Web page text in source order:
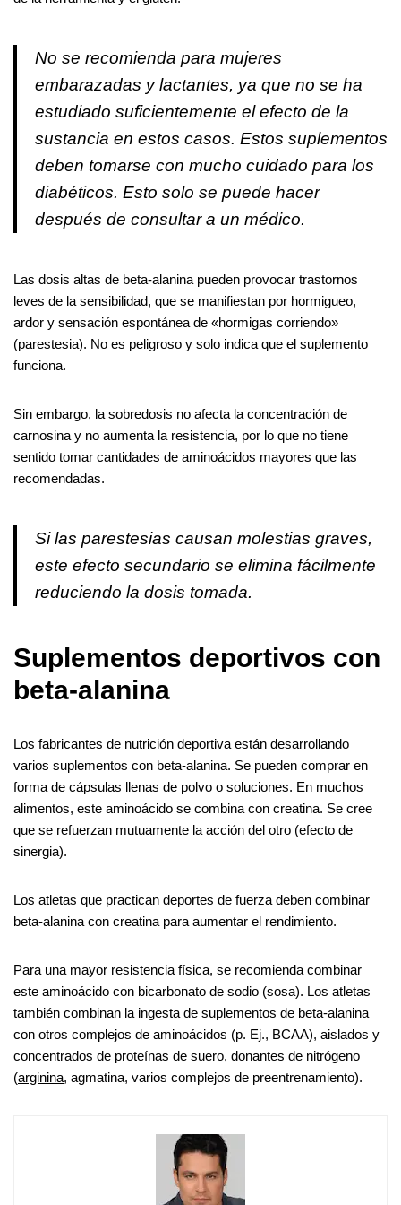
No se recomienda para mujeres
embarazadas y lactantes, ya que no se ha
estudiado suficientemente el efecto de la
sustancia en estos casos. Estos suplementos
deben tomarse con mucho cuidado para los
diabéticos. Esto solo se puede hacer
después de consultar a un médico.
Las dosis altas de beta-alanina pueden provocar trastornos
leves de la sensibilidad, que se manifiestan por hormigueo,
ardor y sensación espontánea de «hormigas corriendo»
(parestesia). No es peligroso y solo indica que el suplemento
funciona.
Sin embargo, la sobredosis no afecta la concentración de
carnosina y no aumenta la resistencia, por lo que no tiene
sentido tomar cantidades de aminoácidos mayores que las
recomendadas.
Si las parestesias causan molestias graves,
este efecto secundario se elimina fácilmente
reduciendo la dosis tomada.
Suplementos deportivos con
beta-alanina
Los fabricantes de nutrición deportiva están desarrollando
varios suplementos con beta-alanina. Se pueden comprar en
forma de cápsulas llenas de polvo o soluciones. En muchos
alimentos, este aminoácido se combina con creatina. Se cree
que se refuerzan mutuamente la acción del otro (efecto de
sinergia).
Los atletas que practican deportes de fuerza deben combinar
beta-alanina con creatina para aumentar el rendimiento.
Para una mayor resistencia física, se recomienda combinar
este aminoácido con bicarbonato de sodio (sosa). Los atletas
también combinan la ingesta de suplementos de beta-alanina
con otros complejos de aminoácidos (p. Ej., BCAA), aislados y
concentrados de proteínas de suero, donantes de nitrógeno
(arginina, agmatina, varios complejos de preentrenamiento).